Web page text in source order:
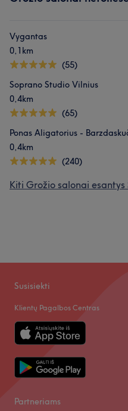
Vygantas
0,1km
(55)
Soprano Studio Vilnius
0,4km
(65)
Ponas Aligatorius -
0,4km
(240)
Kiti Grožio salonai
Susisiekti
Klientų Pagalbos Centras
Partneriams